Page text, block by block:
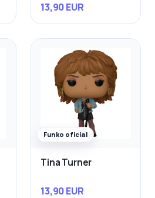
13,90 EUR
Funko oficial
Tina Turner
13,90 EUR